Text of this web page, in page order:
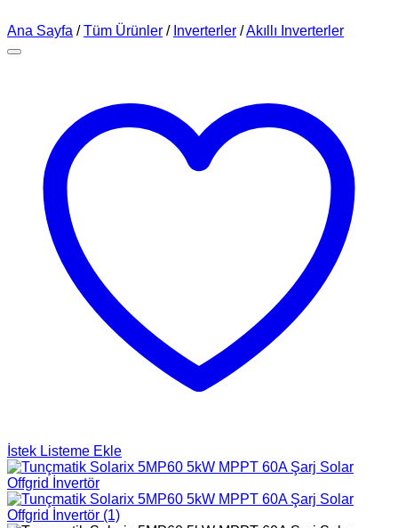
Ana Sayfa / Tüm Ürünler / Inverterler /Akıllı Inverterler
İstek Listeme Ekle